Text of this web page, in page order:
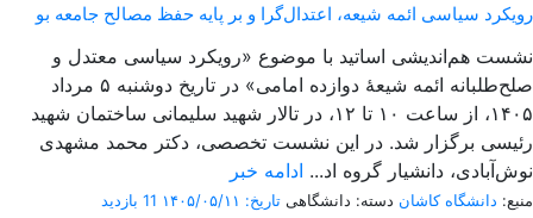
رویکرد سیاسی ائمه شیعه، اعتدال‌گرا و بر پایه حفظ مصالح جامعه بو
نشست هم‌اندیشی اساتید با موضوع «رویکرد سیاسی معتدل و
صلح‌طلبانه ائمه شیعۀ دوازده امامی» در تاریخ دوشنبه ۵ مرداد
۱۴۰۵، از ساعت ۱۰ تا ۱۲، در تالار شهید سلیمانی ساختمان شهید
رئیسی برگزار شد. در این نشست تخصصی، دکتر محمد مشهدی
نوش‌آبادی، دانشیار گروه اد... ادامه خبر
منبع: دانشگاه کاشان دسته: دانشگاهی تاریخ: ۱۴۰۵/۰۵/۱۱
11 بازدید